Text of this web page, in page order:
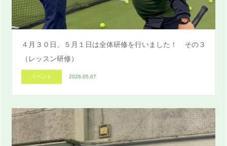
４月３０日、５月１日は全体研修を行いました！ その３
（レッスン研修）
イベント 2026.05.07